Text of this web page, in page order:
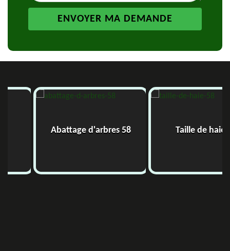
Abattage d'arbres 58 Taille de haie